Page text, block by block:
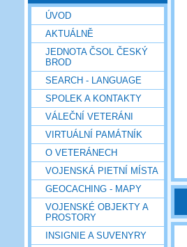
ÚVOD
AKTUÁLNĚ
JEDNOTA ČSOL ČESKÝ
BROD
SEARCH - LANGUAGE
SPOLEK A KONTAKTY
VÁLEČNÍ VETERÁNI
VIRTUÁLNÍ PAMÁTNÍK
O VETERÁNECH
VOJENSKÁ PIETNÍ MÍSTA
GEOCACHING - MAPY
VOJENSKÉ OBJEKTY A
PROSTORY
INSIGNIE A SUVENYRY